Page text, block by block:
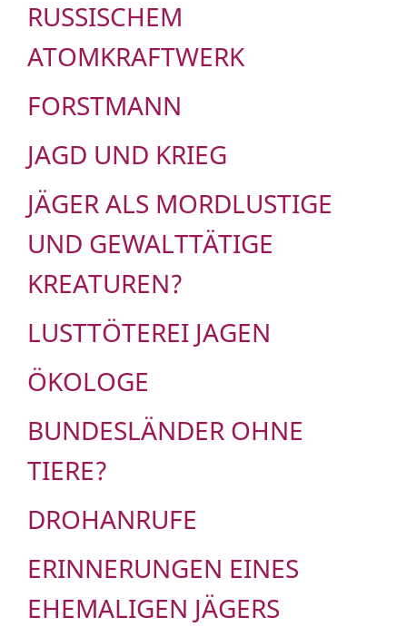
RUSSISCHEM
ATOMKRAFTWERK
FORSTMANN
JAGD UND KRIEG
JÄGER ALS MORDLUSTIGE
UND GEWALTTÄTIGE
KREATUREN?
LUSTTÖTEREI JAGEN
ÖKOLOGE
BUNDESLÄNDER OHNE
TIERE?
DROHANRUFE
ERINNERUNGEN EINES
EHEMALIGEN JÄGERS